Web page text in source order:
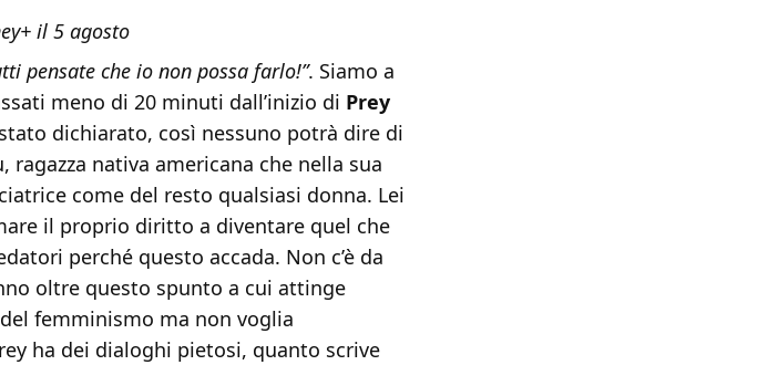
il 5 agosto
pensate che io non possa farlo!”. Siamo a
meno di 20 minuti dall’inizio di Prey
dichiarato, così nessuno potrà dire di
nativa americana che nella sua
come del resto qualsiasi donna. Lei
il proprio diritto a diventare quel che
perché questo accada. Non c’è da
oltre questo spunto a cui attinge
femminismo ma non voglia
ha dei dialoghi pietosi, quanto scrive